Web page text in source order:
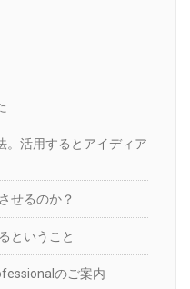
。活用するとアイディア
せるのか？
ということ
のご案内